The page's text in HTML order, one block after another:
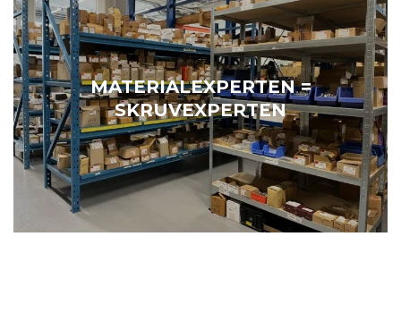
MATERIALEXPERTEN =
SKRUVEXPERTEN